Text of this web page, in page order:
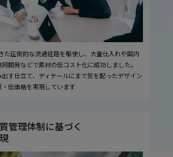
た圧倒的な流通経路を駆使し、大量仕入れや国内
開発などで素材の低コスト化に成功しました。
す仕立て、ディテールにまで気を配ったデザイン
低価格を実現しています
管理体制に基づく